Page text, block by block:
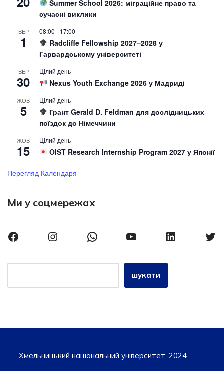
Summer School 2026: міграційне право та
сучасні виклики
ВЕР
1
08:00 - 17:00
Radcliffe Fellowship 2027–2028 у
Гарвардському університеті
ВЕР
30
Цілий день
Nexus Youth Exchange 2026 у Мадриді
ЖОВ
5
Цілий день
Грант Gerald D. Feldman для дослідницьких
поїздок до Німеччини
ЖОВ
15
Цілий день
OIST Research Internship Program 2027 у Японії
Перегляд Календаря
Ми у соцмережах
шукати
Хмельницький національний університет, 2024